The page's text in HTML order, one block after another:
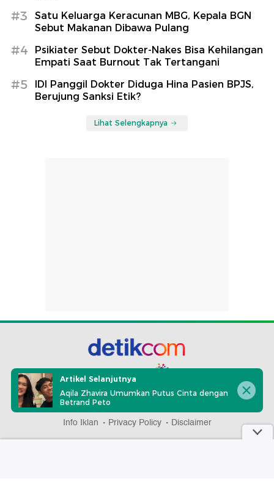
#3
Satu Keluarga Keracunan MBG, Kepala BGN
Sebut Makanan Dibawa Pulang
#4
Psikiater Sebut Dokter-Nakes Bisa Kehilangan
Empati Saat Burnout Tak Tertangani
#5
IDI Panggil Dokter Diduga Hina Pasien BPJS,
Berujung Sanksi Etik?
Lihat Selengkapnya
part of
Redaksi Pedoman Media Siber
Info Iklan
Privacy Policy Disclaimer
Artikel Selanjutnya
Aqila Zhavira Umumkan Putus Cinta dengan
Betrand Peto